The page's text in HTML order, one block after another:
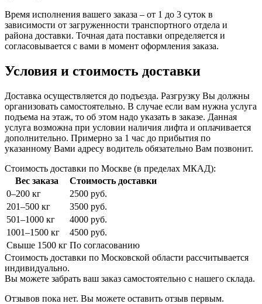
Время исполнения вашего заказа – от 1 до 3 суток в
зависимости от загруженности транспортного отдела и
района доставки. Точная дата поставки определяется и
согласовывается с вами в момент оформления заказа.
Условия и стоимость доставки
Доставка осуществляется до подъезда. Разгрузку Вы должны
организовать самостоятельно. В случае если вам нужна услуга
подъема на этаж, то об этом надо указать в заказе. Данная
услуга возможна при условии наличия лифта и оплачивается
дополнительно. Примерно за 1 час до прибытия по
указанному Вами адресу водитель обязательно Вам позвонит.
Стоимость доставки по Москве (в пределах МКАД):
Вес заказа
Стоимость доставки
0–200 кг
2500 руб.
201–500 кг
3500 руб.
501–1000 кг
4000 руб.
1001–1500 кг
4500 руб.
Свыше 1500 кг По согласованию
Стоимость доставки по Московской области рассчитывается
индивидуально.
Вы можете забрать ваш заказ самостоятельно с нашего склада.
Отзывов пока нет. Вы можете оставить отзыв первым.